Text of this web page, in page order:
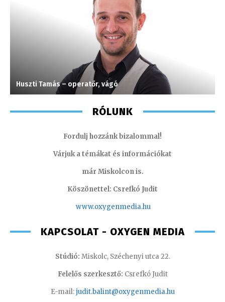
Huszti Tamás – operatőr, vágó
RÓLUNK
Fordulj hozzánk bizalommal!
Várjuk a témákat és információkat
már Miskolcon is.
Köszönettel: Csrefkó Judit
www.oxygenmedia.hu
KAPCSOLAT - OXYGEN MEDIA
Stúdió: Miskolc, Széchenyi utca 22.
Felelős szerkesztő: Csrefkó Judit
E-mail:judit.balint@oxygenmedia.hu